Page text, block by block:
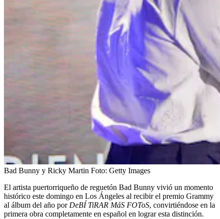
Bad Bunny y Ricky Martin Foto: Getty Images
El artista puertorriqueño de reguetón Bad Bunny vivió un momento
histórico este domingo en Los Ángeles al recibir el premio Grammy
al álbum del año porDeBÍ TiRAR MáS FOToS, convirtiéndose en la
primera obra completamente en español en lograr esta distinción.